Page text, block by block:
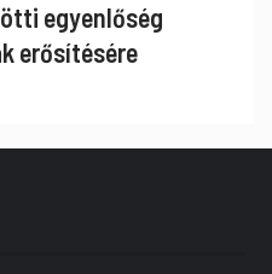
egyenlőség
erősítésére